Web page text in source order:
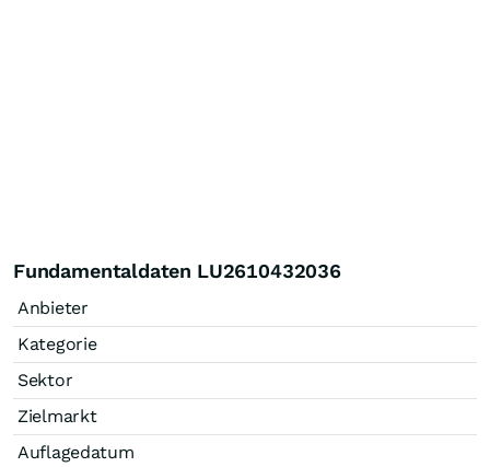
Fundamentaldaten LU2610432036
Anbieter
Kategorie
Sektor
Zielmarkt
Auflagedatum